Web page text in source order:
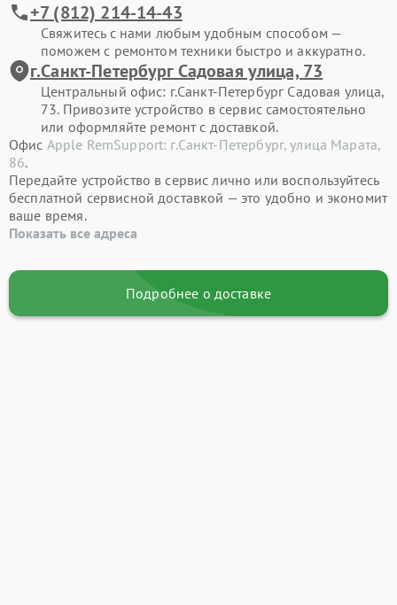
+7 (812) 214-14-43
Свяжитесь с нами любым удобным способом —
поможем с ремонтом техники быстро и аккуратно.
г.Санкт-Петербург Садовая улица, 73
Центральный офис: г.Санкт-Петербург Садовая улица,
73. Привозите устройство в сервис самостоятельно
или оформляйте ремонт с доставкой.
Офис Apple RemSupport: г.Санкт-Петербург, улица Марата,
86.
Передайте устройство в сервис лично или воспользуйтесь
бесплатной сервисной доставкой — это удобно и экономит
ваше время.
Показать все адреса
Подробнее о доставке